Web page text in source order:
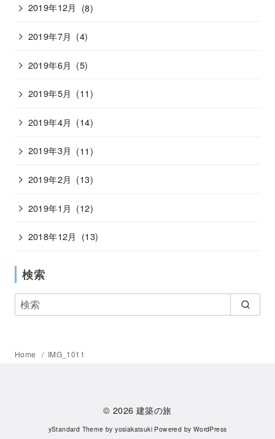
2019年12月 (8)
2019年7月 (4)
2019年6月 (5)
2019年5月 (11)
2019年4月 (14)
2019年3月 (11)
2019年2月 (13)
2019年1月 (12)
2018年12月 (13)
検索
Home IMG_1011
© 2026建築の旅
yStandard Theme byyosiakatsuki Powered by WordPress